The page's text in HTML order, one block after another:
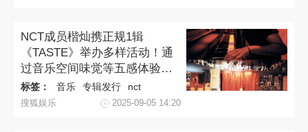
NCT成员楷灿携正规1辑
《TASTE》举办多样活动！通
过音乐空间味觉等五感体验首
张Solo专辑！
标签： 音乐 专辑发行 nct
搜狐娱乐 2025-09-05 14:20